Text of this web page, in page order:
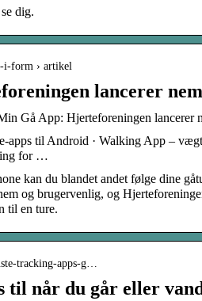
dig.
i-form › artikel
lancerer
Gå App: Hjerteforeningen lancerer
apps til Android · Walking App –
for …
kan du blandet andet følge dine
og brugervenlig, og
til en ture.
tracking-apps-g…
til når du går eller